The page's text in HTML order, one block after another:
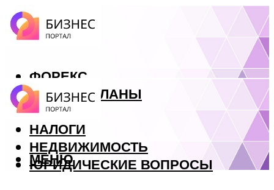
ФОРЕКС
БИЗНЕС ПЛАНЫ
КРЕДИТЫ
НАЛОГИ
НЕДВИЖИМОСТЬ
ЮРИДИЧЕСКИЕ ВОПРОСЫ
МЕНЮ